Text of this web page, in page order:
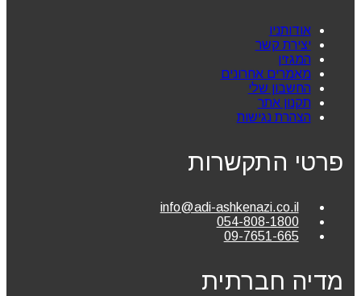
אודותניו
יצירת קשר
המגזין
מאמרים אחרונים
החשבון שלי
תקנון אתר
הצהרת נגישות
פרטי התקשרות
info@adi-ashkenazi.co.il
054-808-1800
09-7651-665
מדיה חברתית